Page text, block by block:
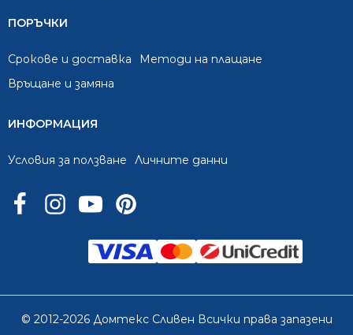
ПОРЪЧКИ
Срокове и доставка
Методи на плащане
Връщане и замяна
ИНФОРМАЦИЯ
Условия за ползване Личните данни
© 2012-2026 Домтекс Сливен Всички права запазени